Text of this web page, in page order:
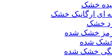
خشک
ای ارگانیک خشک
خشک
خشک شده
خشک شده
خشک شده